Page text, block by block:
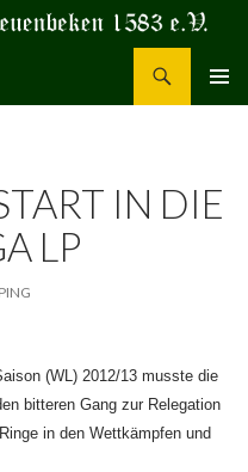
IN DIE
LP
(WL) 2012/13 musste die
bitteren Gang zur Relegation
in den Wettkämpfen und